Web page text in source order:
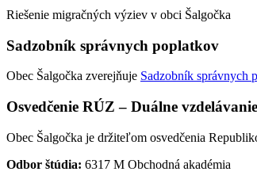
Riešenie migračných výziev v obci Šalgočka
Sadzobník správnych poplatkov
Obec Šalgočka zverejňuje Sadzobník správnych
Osvedčenie RÚZ – Duálne vzdelávanie
Obec Šalgočka je držiteľom osvedčenia
Odbor štúdia: 6317 M Obchodná akadémia